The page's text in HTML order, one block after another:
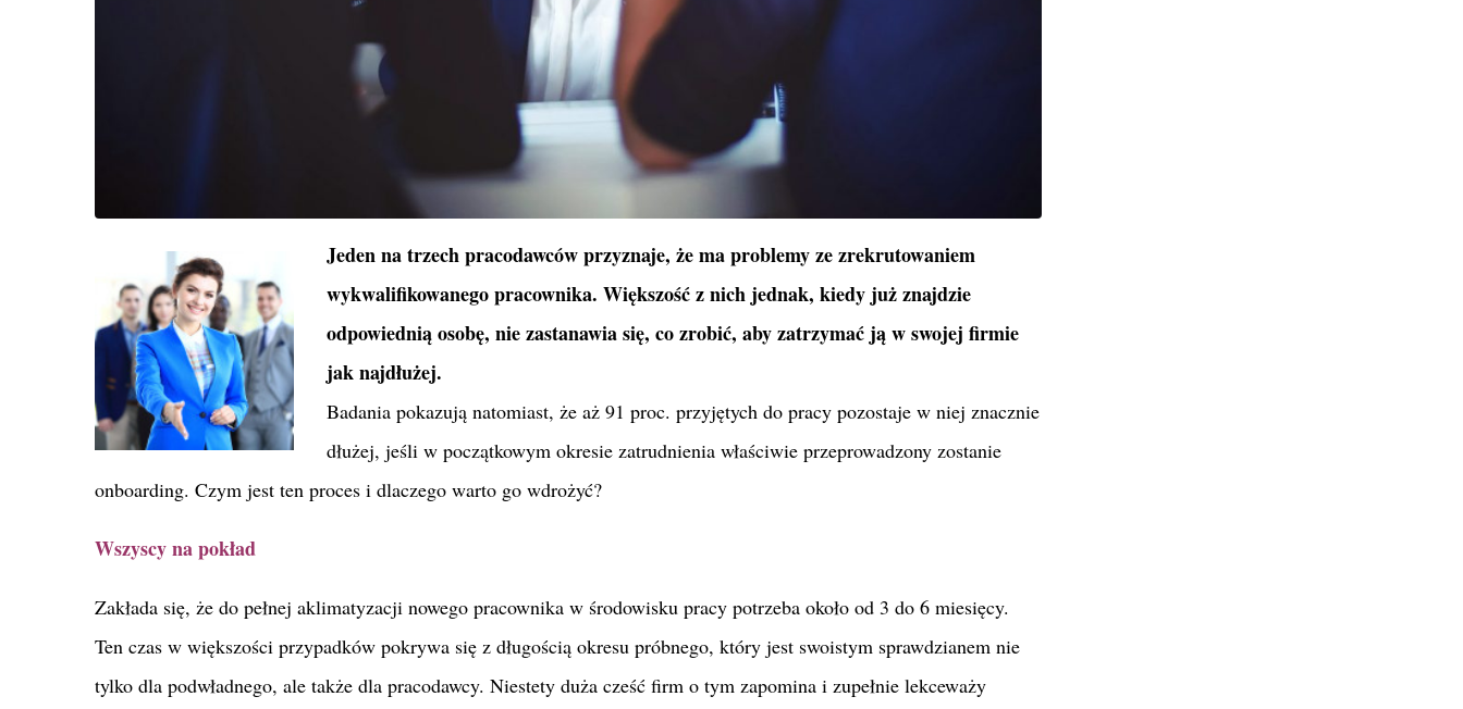
Jeden na trzech pracodawców przyznaje, że ma problemy ze zrekrutowaniem
wykwalifikowanego pracownika. Większość z nich jednak, kiedy już znajdzie
odpowiednią osobę, nie zastanawia się, co zrobić, aby zatrzymać ją w swojej firmie
jak najdłużej.
Badania pokazują natomiast, że aż 91 proc. przyjętych do pracy pozostaje w niej znacznie
dłużej, jeśli w początkowym okresie zatrudnienia właściwie przeprowadzony zostanie
onboarding. Czym jest ten proces i dlaczego warto go wdrożyć?
Wszyscy na pokład
Zakłada się, że do pełnej aklimatyzacji nowego pracownika w środowisku pracy potrzeba około od 3 do 6 miesięcy.
Ten czas w większości przypadków pokrywa się z długością okresu próbnego, który jest swoistym sprawdzianem nie
tylko dla podwładnego, ale także dla pracodawcy. Niestety duża cześć firm o tym zapomina i zupełnie lekceważy